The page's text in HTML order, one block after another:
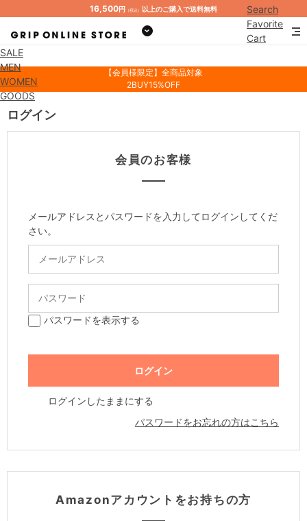
16,500円 （税込） 以上のご購入で送料無料
Search
Favorite
Cart
SALE
MEN
WOMEN
GOODS
【会員様限定】全商品対象
2BUY15%OFF
ログイン
会員のお客様
メールアドレスとパスワードを入力してログインしてくだ
さい。
パスワードを表示する
ログインしたままにする
パスワードをお忘れの方はこちら
Amazonアカウントをお持ちの方